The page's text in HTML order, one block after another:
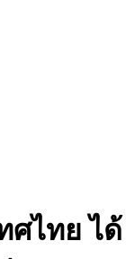
ศไทย ได้